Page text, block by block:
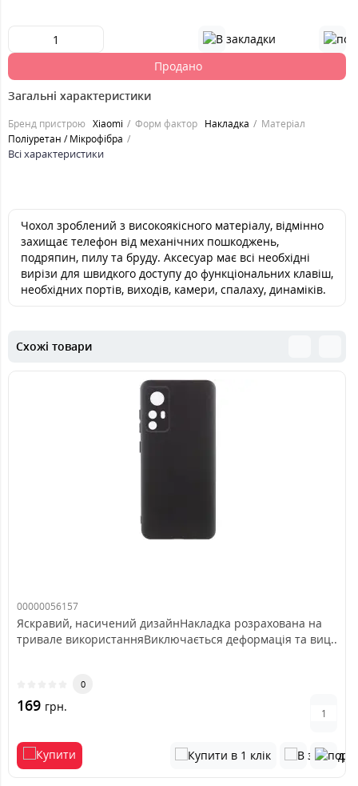
Продано
Загальні характеристики
Бренд пристрою Xiaomi Форм фактор Накладка
Матеріал
Поліуретан / Мікрофібра
Всі характеристики
Чохол зроблений з високоякісного матеріалу, відмінно
захищає телефон від механічних пошкоджень,
подряпин, пилу та бруду. Аксесуар має всі необхідні
вирізи для швидкого доступу до функціональних клавіш,
необхідних портів, виходів, камери, спалаху, динаміків.
Схожі товари
00000056157
Яскравий, насичений дизайнНакладка розрахована на
тривале використанняВиключається деформація та виц..
0
169 грн.